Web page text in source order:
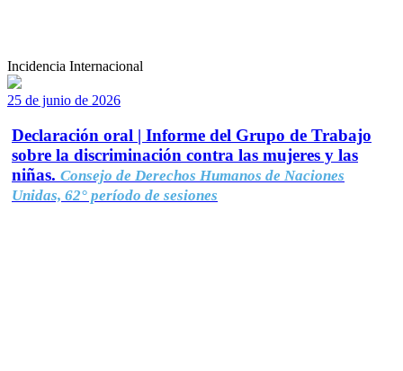
Incidencia Internacional
25 de junio de 2026
Declaración oral | Informe del Grupo de Trabajo
sobre la discriminación contra las mujeres y las
niñas. Consejo de Derechos Humanos de Naciones
Unidas, 62° período de sesiones